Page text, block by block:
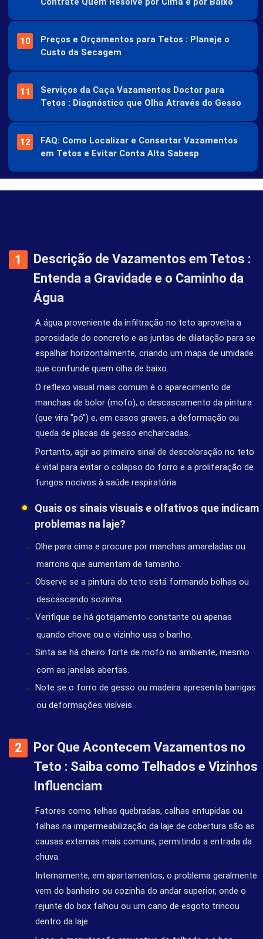
Preços e Orçamentos para Tetos : Planeje o
Custo da Secagem
Serviços da Caça Vazamentos Doctor para
Tetos : Diagnóstico que Olha Através do Gesso
FAQ: Como Localizar e Consertar Vazamentos
em Tetos e Evitar Conta Alta Sabesp
Descrição de Vazamentos em Tetos :
Entenda a Gravidade e o Caminho da
Água
A água proveniente da infiltração no teto aproveita a
porosidade do concreto e as juntas de dilatação para se
espalhar horizontalmente, criando um mapa de umidade
que confunde quem olha de baixo.
O reflexo visual mais comum é o aparecimento de
manchas de bolor (mofo), o descascamento da pintura
(que vira "pó") e, em casos graves, a deformação ou
queda de placas de gesso encharcadas.
Portanto, agir ao primeiro sinal de descoloração no teto
é vital para evitar o colapso do forro e a proliferação de
fungos nocivos à saúde respiratória.
Quais os sinais visuais e olfativos que indicam
problemas na laje?
Olhe para cima e procure por manchas amareladas ou
marrons que aumentam de tamanho.
Observe se a pintura do teto está formando bolhas ou
descascando sozinha.
Verifique se há gotejamento constante ou apenas
quando chove ou o vizinho usa o banho.
Sinta se há cheiro forte de mofo no ambiente, mesmo
com as janelas abertas.
Note se o forro de gesso ou madeira apresenta barrigas
ou deformações visíveis.
Por Que Acontecem Vazamentos no
Teto : Saiba como Telhados e Vizinhos
Influenciam
Fatores como telhas quebradas, calhas entupidas ou
falhas na impermeabilização da laje de cobertura são as
causas externas mais comuns, permitindo a entrada da
chuva.
Internamente, em apartamentos, o problema geralmente
vem do banheiro ou cozinha do andar superior, onde o
rejunte do box falhou ou um cano de esgoto trincou
dentro da laje.